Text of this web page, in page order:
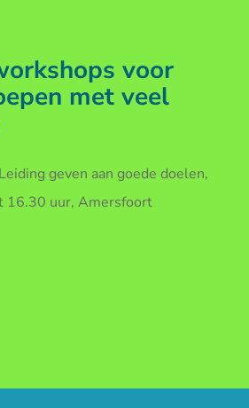
voor
met veel
geven aan goede doelen,
16.30 uur, Amersfoort